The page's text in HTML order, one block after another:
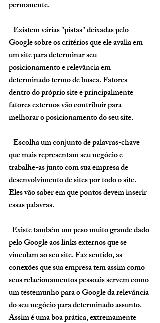
permanente.
Google sobre os critérios que ele avalia em
um site para determinar seu
posicionamento e relevância em
determinado termo de busca. Fatores
dentro do próprio site e principalmente
fatores externos vão contribuir para
melhorar o posicionamento do seu site.
que mais representam seu negócio e
trabalhe-as junto com sua empresa de
desenvolvimento de sites por todo o site.
Eles vão saber em que pontos devem inserir
essas palavras.
pelo Google aos links externos que se
vinculam ao seu site. Faz sentido, as
conexões que sua empresa tem assim como
seus relacionamentos pessoais servem como
um testemunho para o Google da relevância
do seu negócio para determinado assunto.
Assim é uma boa prática, extremamente